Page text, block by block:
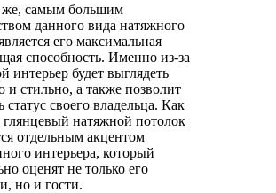
же, самым большим
данного вида натяжного
его максимальная
способность. Именно из-за
интерьер будет выглядеть
и стильно, а также позволит
статус своего владельца. Как
глянцевый натяжной потолок
отдельным акцентом
интерьера, который
оценят не только его
но и гости.